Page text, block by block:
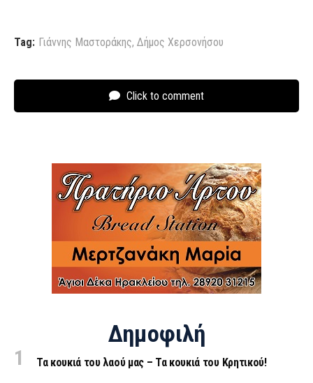
Tag: Γιάννης Μαστοράκης, Δήμος Χερσονήσου
Click to comment
Δημοφιλή
Τα κουκιά του λαού μας – Τα κουκιά του Κρητικού!